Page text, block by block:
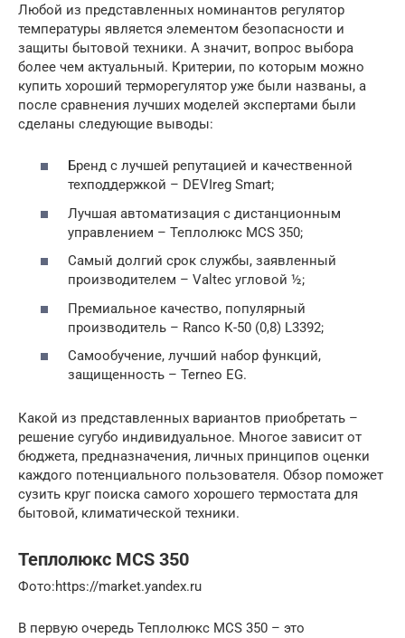
Любой из представленных номинантов регулятор
температуры является элементом безопасности и
защиты бытовой техники. А значит, вопрос выбора
более чем актуальный. Критерии, по которым можно
купить хороший терморегулятор уже были названы, а
после сравнения лучших моделей экспертами были
сделаны следующие выводы:
Бренд с лучшей репутацией и качественной
техподдержкой – DEVIreg Smart;
Лучшая автоматизация с дистанционным
управлением – Теплолюкс MCS 350;
Самый долгий срок службы, заявленный
производителем – Valtec угловой ½;
Премиальное качество, популярный
производитель – Ranco К-50 (0,8) L3392;
Самообучение, лучший набор функций,
защищенность – Terneo EG.
Какой из представленных вариантов приобретать –
решение сугубо индивидуальное. Многое зависит от
бюджета, предназначения, личных принципов оценки
каждого потенциального пользователя. Обзор поможет
сузить круг поиска самого хорошего термостата для
бытовой, климатической техники.
Теплолюкс MCS 350
​Фото:https://market.yandex.ru
В первую очередь Теплолюкс MCS 350 – это